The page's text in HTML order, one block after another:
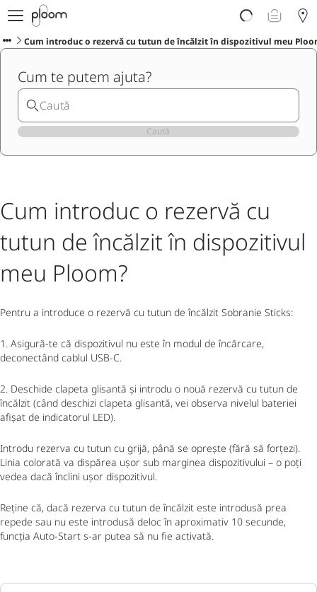
Despre Ploom AURA
Get Started
Ploom Club
Asistență Ploom
Ploom in Magazine Fizice
Ploom Blog
Cum introduc o rezervă cu tutun de încălzit în dispozitivul meu
Cum te putem ajuta?
Caută
Cum introduc o rezervă cu
tutun de încălzit în dispozitivul
meu Ploom?
Pentru a introduce o rezervă cu tutun de încălzit Sobranie Sticks:
1. Asigură-te că dispozitivul nu este în modul de încărcare,
deconectând cablul USB-C.
2. Deschide clapeta glisantă şi introdu o nouă rezervă cu tutun de
încălzit (când deschizi clapeta glisantă, vei observa nivelul bateriei
afișat de indicatorul LED).
Introdu rezerva cu tutun cu grijă, până se oprește (fără să forțezi).
Linia colorată va dispărea ușor sub marginea dispozitivului – o poți
vedea dacă înclini ușor dispozitivul.
Reţine că, dacă rezerva cu tutun de încălzit este introdusă prea
repede sau nu este introdusă deloc în aproximativ 10 secunde,
funcţia Auto-Start s-ar putea să nu fie activată.